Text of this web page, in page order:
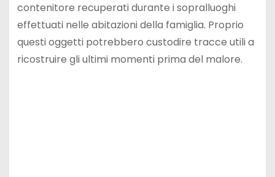
contenitore recuperati durante i sopralluoghi
effettuati nelle abitazioni della famiglia. Proprio
questi oggetti potrebbero custodire tracce utili a
ricostruire gli ultimi momenti prima del malore.